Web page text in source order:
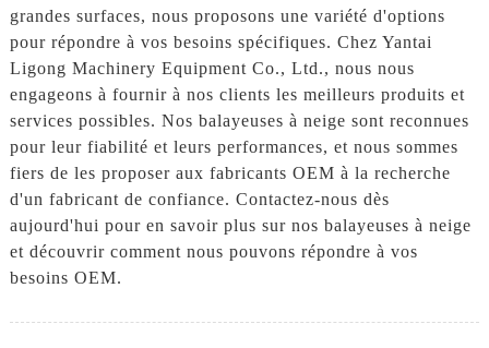
grandes surfaces, nous proposons une variété d'options
pour répondre à vos besoins spécifiques. Chez Yantai
Ligong Machinery Equipment Co., Ltd., nous nous
engageons à fournir à nos clients les meilleurs produits et
services possibles. Nos balayeuses à neige sont reconnues
pour leur fiabilité et leurs performances, et nous sommes
fiers de les proposer aux fabricants OEM à la recherche
d'un fabricant de confiance. Contactez-nous dès
aujourd'hui pour en savoir plus sur nos balayeuses à neige
et découvrir comment nous pouvons répondre à vos
besoins OEM.